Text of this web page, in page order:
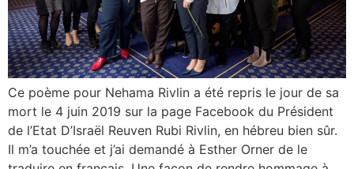
Ce poème pour Nehama Rivlin a été repris le jour de sa
mort le 4 juin 2019 sur la page Facebook du Président
de l’Etat D’Israël Reuven Rubi Rivlin, en hébreu bien sûr.
Il m’a touchée et j’ai demandé à Esther Orner de le